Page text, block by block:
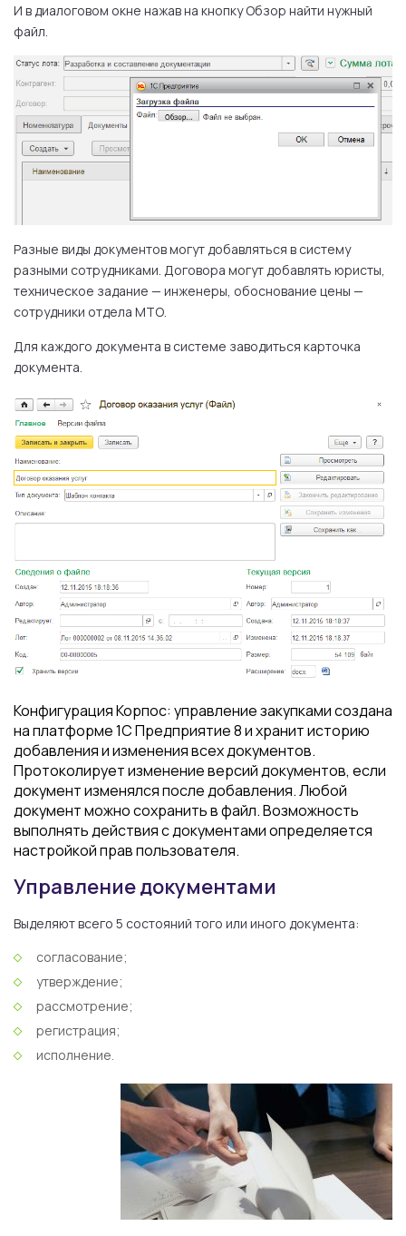
И в диалоговом окне нажав на кнопку Обзор найти нужный
файл.
Разные виды документов могут добавляться в систему
разными сотрудниками. Договора могут добавлять юристы,
техническое задание — инженеры, обоснование цены —
сотрудники отдела МТО.
Для каждого документа в системе заводиться карточка
документа.
Конфигурация Корпос: управление закупками создана
на платформе 1С Предприятие 8 и хранит историю
добавления и изменения всех документов.
Протоколирует изменение версий документов, если
документ изменялся после добавления. Любой
документ можно сохранить в файл. Возможность
выполнять действия с документами определяется
настройкой прав пользователя.
Управление документами
Выделяют всего 5 состояний того или иного документа:
согласование;
утверждение;
рассмотрение;
регистрация;
исполнение.